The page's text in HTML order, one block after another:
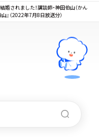
婚されました！講談師・神田伯山（かん
』（2022年7月8日放送分）